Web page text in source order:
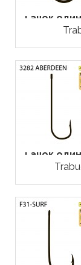
Гачок
Гачок